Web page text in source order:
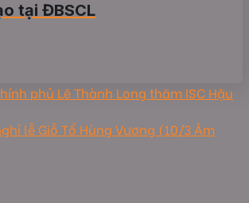
tại ĐBSCL
phủ Lê Thành Long thăm ISC Hậu
lễ Giỗ Tổ Hùng Vương (10/3 Âm